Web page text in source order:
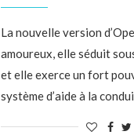
La nouvelle version
amoureux, elle séduit
et elle exerce un fort
système d’aide à la